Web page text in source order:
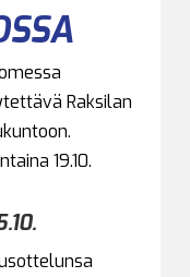
Raksilan
19.10.